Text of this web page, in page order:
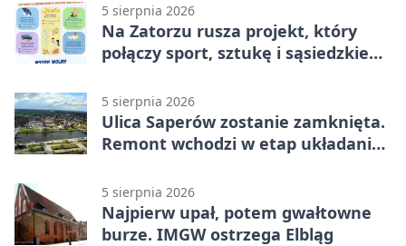
5 sierpnia 2026
Na Zatorzu rusza projekt, który
połączy sport, sztukę i sąsiedzkie
5 sierpnia 2026
Ulica Saperów zostanie zamknięta.
Remont wchodzi w etap układania
5 sierpnia 2026
Najpierw upał, potem gwałtowne
burze. IMGW ostrzega Elbląg